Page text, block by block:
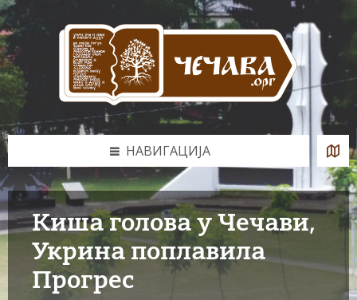
Skip
to
content
Skip
to
left
sidebar
Skip
to
footer
НАВИГАЦИЈА
Киша голова у Чечави,
Укрина поплавила
Прогрес